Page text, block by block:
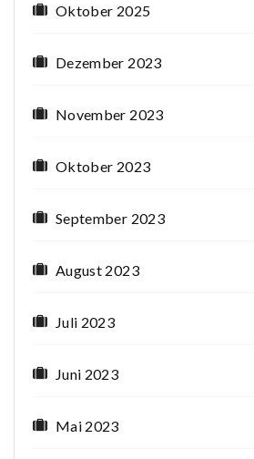
Oktober 2025
Dezember 2023
November 2023
Oktober 2023
September 2023
August 2023
Juli 2023
Juni 2023
Mai 2023